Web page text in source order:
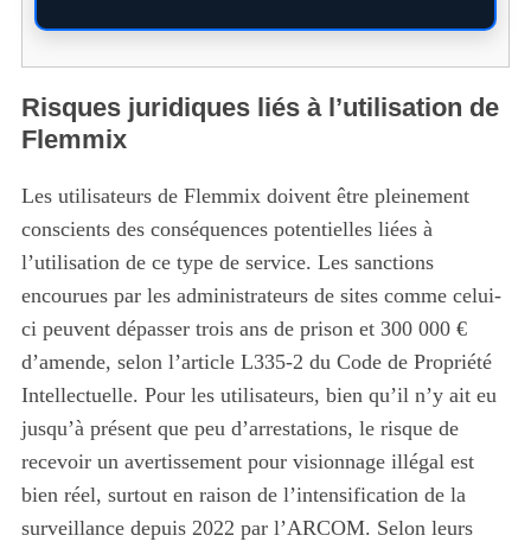
Risques juridiques liés à l’utilisation de
Flemmix
Les utilisateurs de Flemmix doivent être pleinement
conscients des conséquences potentielles liées à
l’utilisation de ce type de service. Les sanctions
encourues par les administrateurs de sites comme celui-
ci peuvent dépasser trois ans de prison et 300 000 €
d’amende, selon l’article L335-2 du Code de Propriété
Intellectuelle. Pour les utilisateurs, bien qu’il n’y ait eu
jusqu’à présent que peu d’arrestations, le risque de
recevoir un avertissement pour visionnage illégal est
bien réel, surtout en raison de l’intensification de la
surveillance depuis 2022 par l’ARCOM. Selon leurs